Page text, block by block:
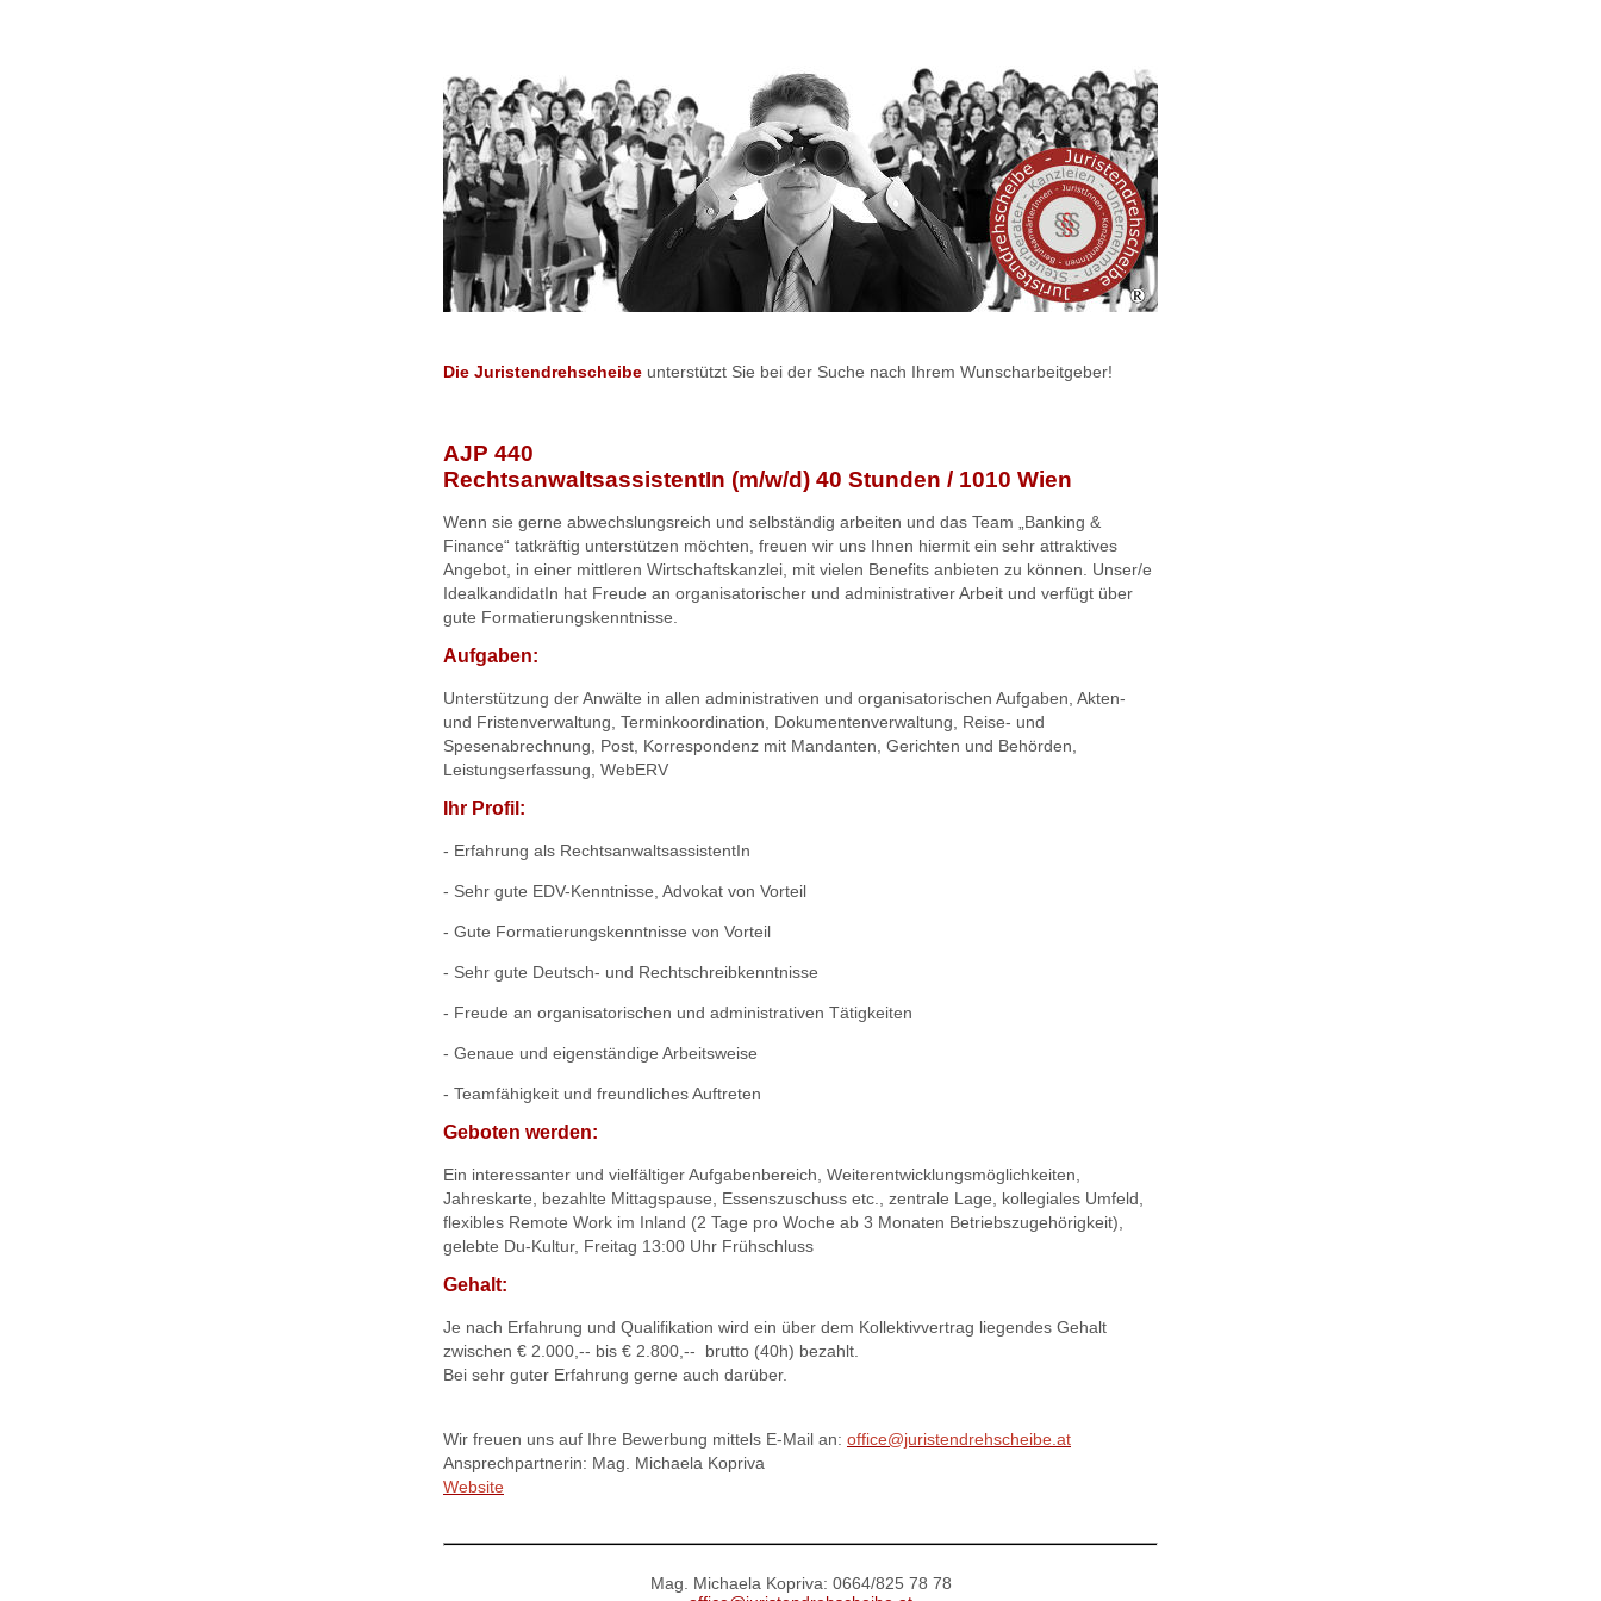
Die Juristendrehscheibe unterstützt Sie bei der Suche nach Ihrem Wunscharbeitgeber!
AJP 440
RechtsanwaltsassistentIn (m/w/d) 40 Stunden / 1010 Wien
Wenn sie gerne abwechslungsreich und selbständig arbeiten und das Team „Banking &
Finance“ tatkräftig unterstützen möchten, freuen wir uns Ihnen hiermit ein sehr attraktives
Angebot, in einer mittleren Wirtschaftskanzlei, mit vielen Benefits anbieten zu können. Unser/e
IdealkandidatIn hat Freude an organisatorischer und administrativer Arbeit und verfügt über
gute Formatierungskenntnisse.
Aufgaben:
Unterstützung der Anwälte in allen administrativen und organisatorischen Aufgaben, Akten-
und Fristenverwaltung, Terminkoordination, Dokumentenverwaltung, Reise- und
Spesenabrechnung, Post, Korrespondenz mit Mandanten, Gerichten und Behörden,
Leistungserfassung, WebERV
Ihr Profil:
- Erfahrung als RechtsanwaltsassistentIn
- Sehr gute EDV-Kenntnisse, Advokat von Vorteil
- Gute Formatierungskenntnisse von Vorteil
- Sehr gute Deutsch- und Rechtschreibkenntnisse
- Freude an organisatorischen und administrativen Tätigkeiten
- Genaue und eigenständige Arbeitsweise
- Teamfähigkeit und freundliches Auftreten
Geboten werden:
Ein interessanter und vielfältiger Aufgabenbereich, Weiterentwicklungsmöglichkeiten,
Jahreskarte, bezahlte Mittagspause, Essenszuschuss etc., zentrale Lage, kollegiales Umfeld,
flexibles Remote Work im Inland (2 Tage pro Woche ab 3 Monaten Betriebszugehörigkeit),
gelebte Du-Kultur, Freitag 13:00 Uhr Frühschluss
Gehalt:
Je nach Erfahrung und Qualifikation wird ein über dem Kollektivvertrag liegendes Gehalt
zwischen € 2.000,-- bis € 2.800,-- brutto (40h) bezahlt.
Bei sehr guter Erfahrung gerne auch darüber.
Wir freuen uns auf Ihre Bewerbung mittels E-Mail an: office@juristendrehscheibe.at
Ansprechpartnerin: Mag. Michaela Kopriva
Website
Mag. Michaela Kopriva: 0664/825 78 78